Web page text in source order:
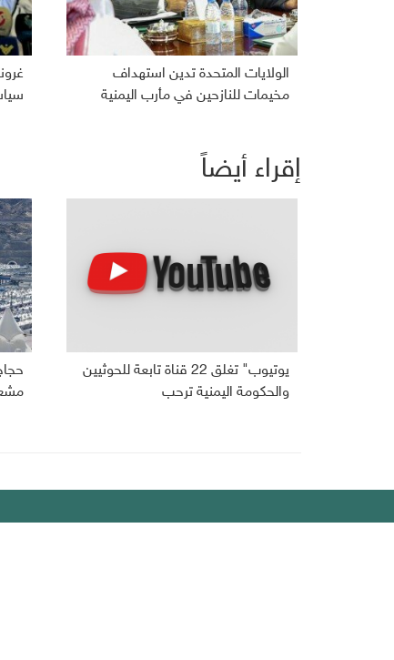
الولايات المتحدة تدين استهداف
مخيمات للنازحين في مأرب اليمنية
إقراء أيضاً
يوتيوب" تغلق 22 قناة تابعة للحوثيين
والحكومة اليمنية ترحب